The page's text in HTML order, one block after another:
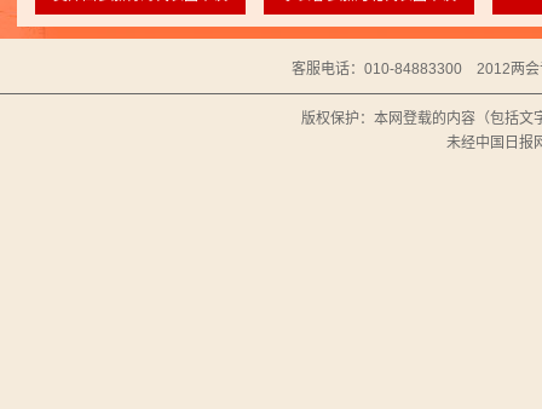
客服电话：010-84883300 2012两会
版权保护：本网登载的内容（包括文
未经中国日报